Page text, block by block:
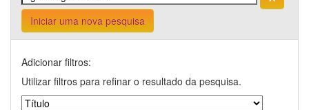
Iniciar uma nova pesquisa
Adicionar filtros:
Utilizar filtros para refinar o resultado da pesquisa.